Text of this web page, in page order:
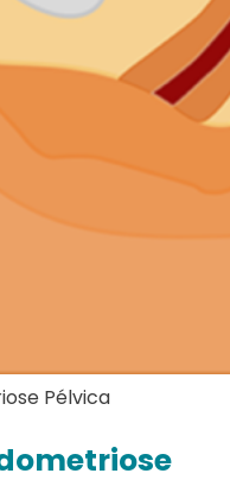
Pélvica